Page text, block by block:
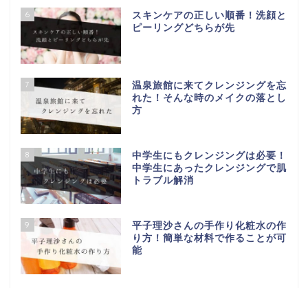
6
スキンケアの正しい順番！洗顔と
ピーリングどちらが先
7
温泉旅館に来てクレンジングを忘
れた！そんな時のメイクの落とし
方
8
中学生にもクレンジングは必要！
中学生にあったクレンジングで肌
トラブル解消
9
平子理沙さんの手作り化粧水の作
り方！簡単な材料で作ることが可
能